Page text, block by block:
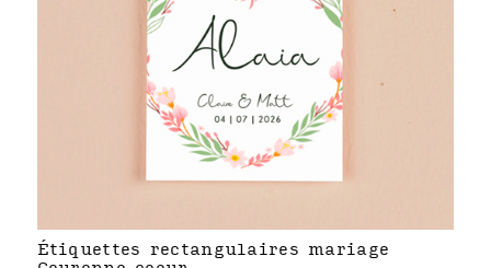
Étiquettes rectangulaires mariage